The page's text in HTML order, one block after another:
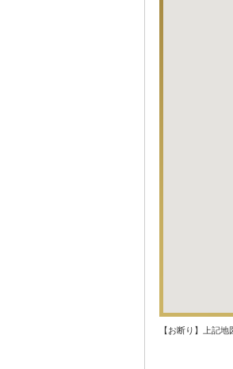
【お断り】上記